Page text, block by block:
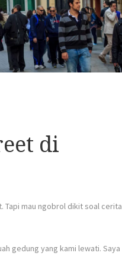
di
Tapi mau ngobrol dikit soal cerita
gedung yang kami lewati. Saya